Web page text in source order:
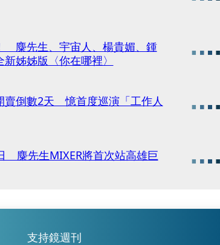
麋先生、宇宙人、楊貴媚、鍾
姊姊版〈你在哪裡〉
賣倒數2天 憶首度巡演「工作人
麋先生MIXER將首次站高雄巨
支持鏡週刊